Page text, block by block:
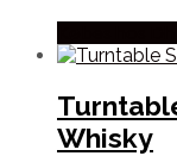
Whisky